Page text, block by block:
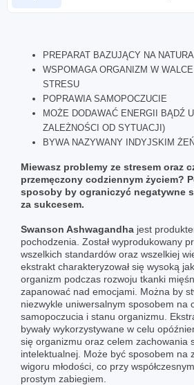
PREPARAT BAZUJĄCY NA
WSPOMAGA ORGANIZM W
STRESU
POPRAWIA SAMOPOCZUCIE
MOŻE DODAWAĆ ENERGII BĄDŹ
ZALEŻNOŚCI OD SYTUACJI)
BYWA NAZYWANY INDYJSKIM
Miewasz problemy ze stresem oraz
przemęczony codziennym życiem?
sposoby by ograniczyć negatywne
za sukcesem.
Swanson Ashwagandha jest
pochodzenia. Został wyprodukowany
wszelkich standardów oraz wszelkiej
ekstrakt charakteryzował się wysoką
organizm podczas rozwoju tkanki
zapanować nad emocjami. Można by
niezwykle uniwersalnym sposobem na
samopoczucia i stanu organizmu.
bywały wykorzystywane w celu
się organizmu oraz celem zachowania
intelektualnej. Może być sposobem na
wigoru młodości, co przy
prostym zabiegiem.